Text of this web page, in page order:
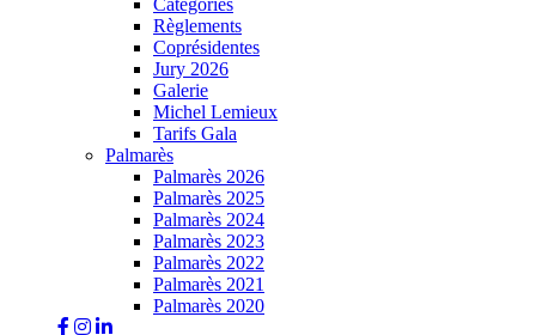
Règlements
Coprésidentes
Jury 2026
Galerie
Michel Lemieux
Tarifs Gala
Palmarès
Palmarès 2026
Palmarès 2025
Palmarès 2024
Palmarès 2023
Palmarès 2022
Palmarès 2021
Palmarès 2020